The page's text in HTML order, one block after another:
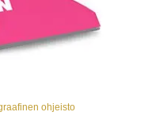
ohjeisto